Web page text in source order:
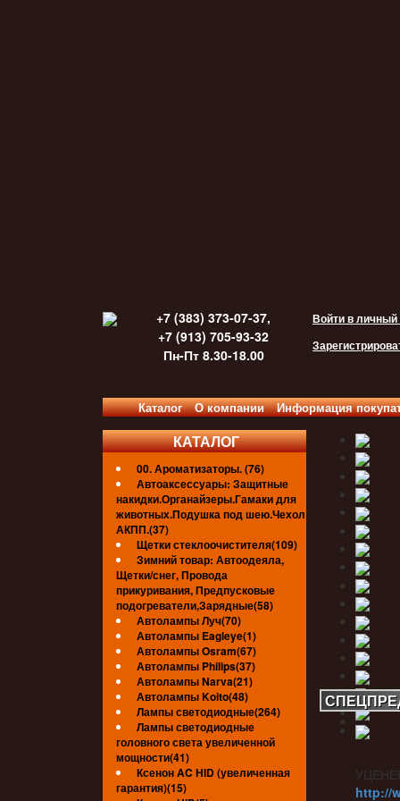
+7 (383) 373-07-37,
+7 (913) 705-93-32
Пн-Пт 8.30-18.00
Войти в личный
Каталог О компании Информация
КАТАЛОГ
00. Ароматизаторы. (76)
Автоаксессуары: Защитные
накидки.Органайзеры.Гамаки для
животных.Подушка под шею.Чехол
АКПП.(37)
Щетки стеклоочистителя(109)
Зимний товар: Автоодеяла,
Щетки/снег, Провода
прикуривания, Предпусковые
подогреватели,Зарядные(58)
Автолампы Луч(70)
Автолампы Eagleye(1)
Автолампы Osram(67)
Автолампы Philips(37)
Автолампы Narva(21)
Автолампы Koito(48)
Лампы светодиодные(264)
Лампы светодиодные
головного света увеличенной
мощности(41)
Ксенон AC HID (увеличенная
гарантия)(15)
http://